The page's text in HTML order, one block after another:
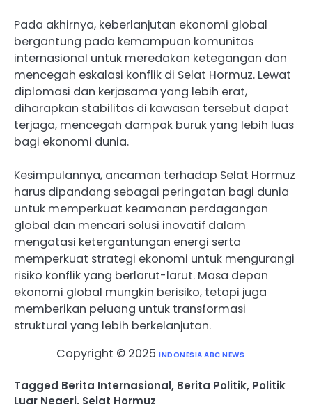
Pada akhirnya, keberlanjutan ekonomi global
bergantung pada kemampuan komunitas
internasional untuk meredakan ketegangan dan
mencegah eskalasi konflik di Selat Hormuz. Lewat
diplomasi dan kerjasama yang lebih erat,
diharapkan stabilitas di kawasan tersebut dapat
terjaga, mencegah dampak buruk yang lebih luas
bagi ekonomi dunia.
Kesimpulannya, ancaman terhadap Selat Hormuz
harus dipandang sebagai peringatan bagi dunia
untuk memperkuat keamanan perdagangan
global dan mencari solusi inovatif dalam
mengatasi ketergantungan energi serta
memperkuat strategi ekonomi untuk mengurangi
risiko konflik yang berlarut-larut. Masa depan
ekonomi global mungkin berisiko, tetapi juga
memberikan peluang untuk transformasi
struktural yang lebih berkelanjutan.
Copyright © 2025 INDONESIA ABC NEWS
Tagged Berita Internasional, Berita Politik, Politik
Luar Negeri, Selat Hormuz